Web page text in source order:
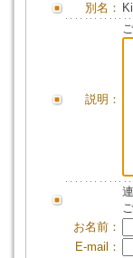
別名：
説明：
お名前：
E-mail：